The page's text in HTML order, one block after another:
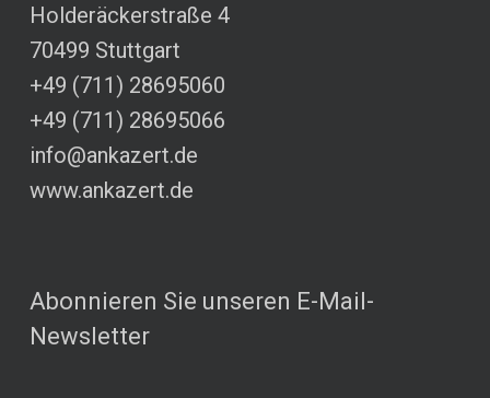
Holderäckerstraße 4
70499 Stuttgart
+49 (711) 28695060
+49 (711) 28695066
info@ankazert.de
www.ankazert.de
Abonnieren Sie unseren E-Mail-
Newsletter